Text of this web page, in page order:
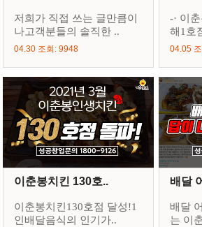
저희가 직접 쓰는 글만큼이
나고객분들의 솔직한 ..
04.30 조회: 9948
-· 이
해1호
04.05
이춘봉치킨 130호..
이춘봉치킨130호점 달성!1
인배달음식의 인기가..
배달
배달
는 이